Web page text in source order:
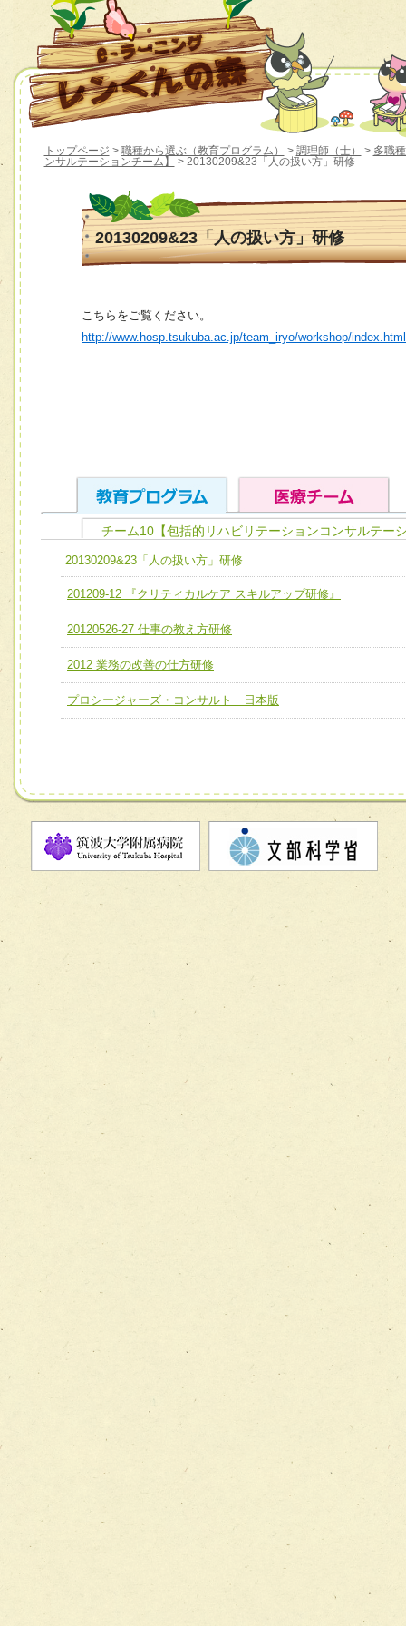
トップページ > 職種から選ぶ（教育プログラム） > 調理師（士） > 多職
ンサルテーションチーム】
> 20130209&23「人の扱い方」研修
20130209&23「人の扱い方」研修
こちらをご覧ください。
http://www.hosp.tsukuba.ac.jp/team_iryo/workshop/
ユニット１ 医療人としての基礎能力
全人的医療を実践する医療人として、必要な基礎能力を身
ける
ユニット２ チーム医療構成力
ユニット３ 多職種連携力
他職種の視点とスキルを学び、相互理解と連携を深める
チーム01【病院内横断的問題解決チーム】
チーム02【地域医療連携推進による高度医療を必要とする
宅患者等支援チーム】
チーム03【癌患者服薬サポートチーム】
チーム04【口腔ケアチーム】
チーム07【病院職員に対する院内感染対策教育チーム】
チーム08【地域関係機関と連携した小児リハビリテーショ
チーム】
チーム09【術前から始める周術期リハビリテーションチー
ム】
チーム10【包括的リハビリテーションコンサルテーション
チーム12【こどもの食育支援チーム】
チーム10【包括的リハビリテーションコンサルテー
20130209&23「人の扱い方」研修
201209-12 『クリティカルケア スキルアップ研修』
20120526-27 仕事の教え方研修
2012 業務の改善の仕方研修
プロシージャーズ・コンサルト 日本版